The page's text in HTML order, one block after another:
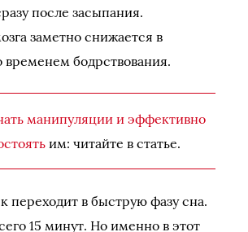
после засыпания.
заметно снижается в
временем бодрствования.
манипуляции и эффективно
им: читайте в статье.
переходит в быструю фазу сна.
15 минут. Но именно в этот